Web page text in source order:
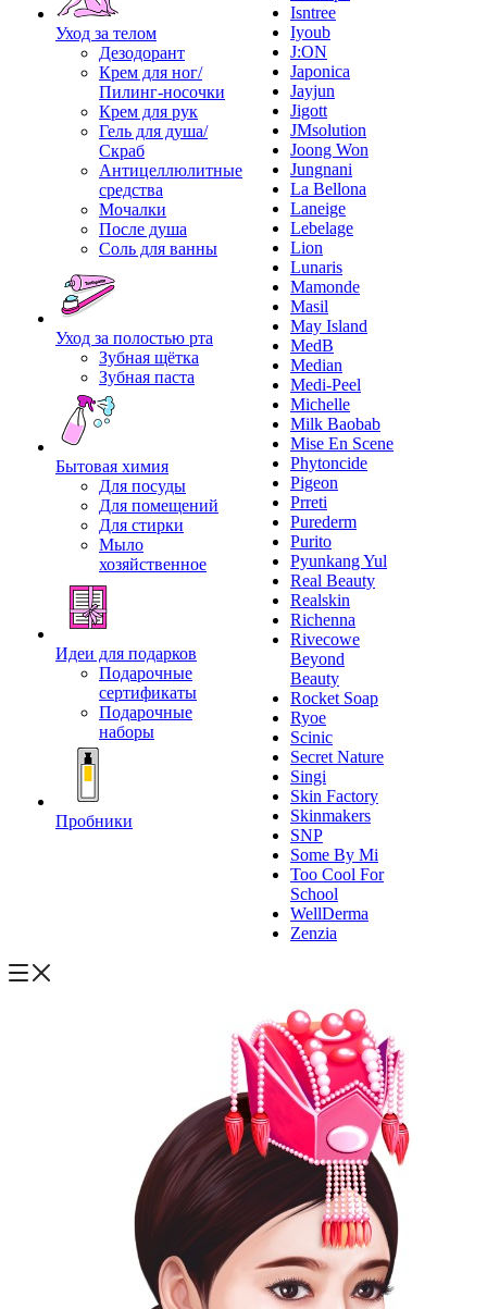
Уход за телом
Дезодорант
Крем для ног/
Пилинг-носочки
Крем для рук
Гель для душа/
Скраб
Антицеллюлитные
средства
Мочалки
После душа
Соль для ванны
Уход за полостью рта
Зубная щётка
Зубная паста
Бытовая химия
Для посуды
Для помещений
Для стирки
Мыло
хозяйственное
Идеи для подарков
Подарочные
сертификаты
Подарочные
наборы
Пробники
Isntree
Iyoub
J:ON
Japonica
Jayjun
Jigott
JMsolution
Joong Won
Jungnani
La Bellona
Laneige
Lebelage
Lion
Lunaris
Mamonde
Masil
May Island
MedB
Median
Medi-Peel
Michelle
Milk Baobab
Mise En Scene
Phytoncide
Pigeon
Prreti
Purederm
Purito
Pyunkang Yul
Real Beauty
Realskin
Richenna
Rivecowe
Beyond
Beauty
Rocket Soap
Ryoe
Scinic
Secret Nature
Singi
Skin Factory
Skinmakers
SNP
Some By Mi
Too Cool For
School
WellDerma
Zenzia